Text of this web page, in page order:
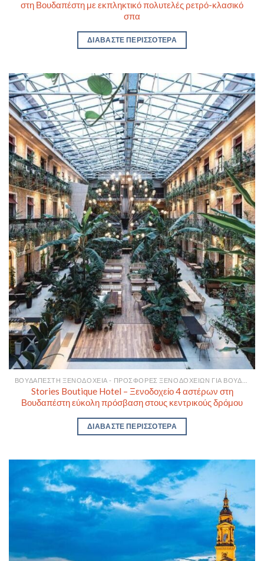
στη Βουδαπέστη με εκπληκτικό πολυτελές ρετρό-κλασικό
σπα
ΔΙΑΒΆΣΤΕ ΠΕΡΙΣΣΌΤΕΡΑ
Stories Boutique Hotel – Ξενοδοχείο 4 αστέρων στη
Βουδαπέστη εύκολη πρόσβαση στους κεντρικούς δρόμου
ΔΙΑΒΆΣΤΕ ΠΕΡΙΣΣΌΤΕΡΑ